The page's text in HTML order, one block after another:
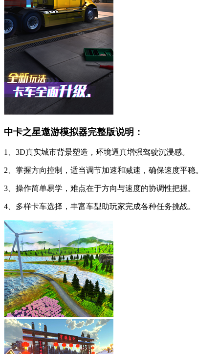
中卡之星遨游模拟器完整版说明：
1、3D真实城市背景塑造，环境逼真增强驾驶沉浸感。
2、掌握方向控制，适当调节加速和减速，确保速度平稳。
3、操作简单易学，难点在于方向与速度的协调性把握。
4、多样卡车选择，丰富车型助玩家完成各种任务挑战。